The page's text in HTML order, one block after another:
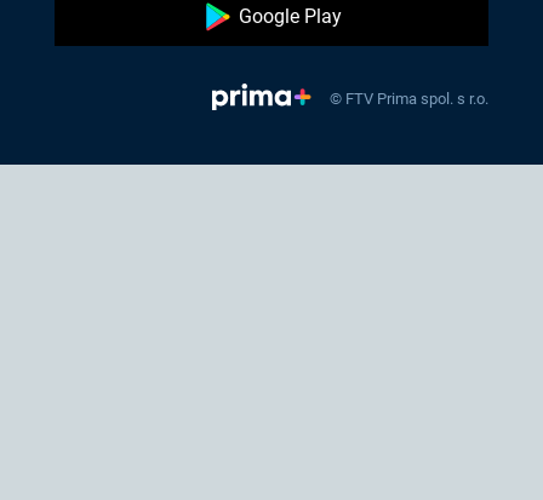
Google Play
© FTV Prima spol. s r.o.